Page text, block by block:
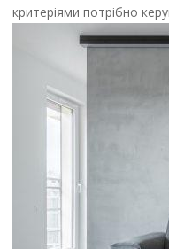
критеріями потрібно